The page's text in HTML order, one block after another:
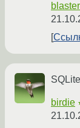
SQLite
birdie